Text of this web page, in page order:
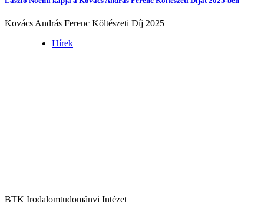
Kovács András Ferenc Költészeti Díj 2025
Hírek
BTK Irodalomtudományi Intézet